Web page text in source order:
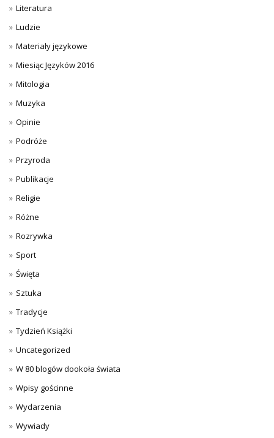
Literatura
Ludzie
Materiały językowe
Miesiąc Języków 2016
Mitologia
Muzyka
Opinie
Podróże
Przyroda
Publikacje
Religie
Różne
Rozrywka
Sport
Święta
Sztuka
Tradycje
Tydzień Książki
Uncategorized
W 80 blogów dookoła świata
Wpisy gościnne
Wydarzenia
Wywiady